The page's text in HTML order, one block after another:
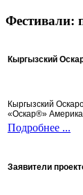
Фестивали:
Кыргызский
Кыргызский
«Оскар®»
Подробнее ...
Заявители